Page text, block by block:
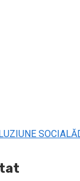
SOCIALĂ